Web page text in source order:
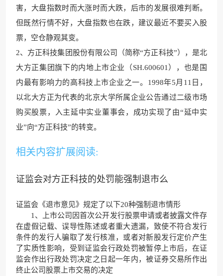
害，大盘指数时而大涨时而大跌，后市的发展很难判断。
但既然行情不好，大盘指数也在跌，建议最近不要买入股
票，空仓静观其变。
2、方正科技集团股份有限公司
（简称“方正科技”），是北
大方正集团旗下的内地上市企业（SH.600601），也是国
内最有影响力的高科技上市企业之一。1998年5月11日，
以北大方正为代表的北京大学所属企业公告通过二级市场
购买股票，入主延中实业董事会，成功实现了由“延中实
业”向“方正科技”的转变。
相关内容扩展阅读:
证监会对方正科技的处罚能强制退市么
证监会《退市意见》规定了以下20种强制退市情形
1、上市公司因首次公开发行股票申请或者披露文件存
在虚假记载、误导性陈述或者重大遗漏，致使不符合发行
条件的发行人骗取了发行核准，或者对新股发行定价产生
了实质性影响，受到证监会行政处罚被暂停上市后，在证
监会作出行政处罚决定之日起一年内，被证券交易所作出
终止公司股票上市交易的决定